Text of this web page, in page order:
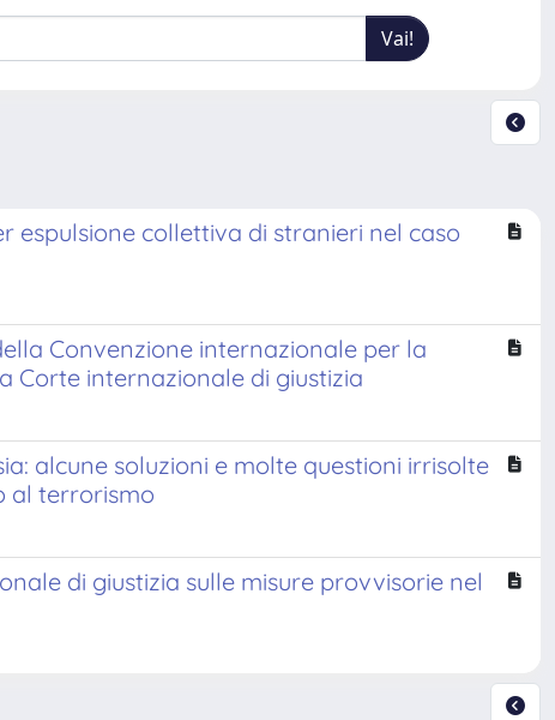
espulsione collettiva di stranieri nel caso
Convenzione internazionale per la
Corte internazionale di giustizia
alcune soluzioni e molte questioni irrisolte
al terrorismo
di giustizia sulle misure provvisorie nel